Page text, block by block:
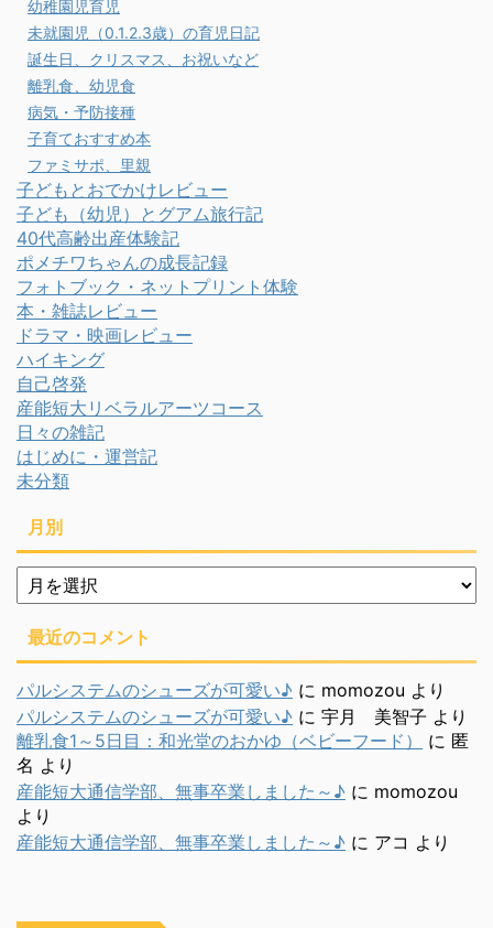
幼稚園児育児
未就園児（0.1.2.3歳）の育児日記
誕生日、クリスマス、お祝いなど
離乳食、幼児食
病気・予防接種
子育ておすすめ本
ファミサポ、里親
子どもとおでかけレビュー
子ども（幼児）とグアム旅行記
40代高齢出産体験記
ポメチワちゃんの成長記録
フォトブック・ネットプリント体験
本・雑誌レビュー
ドラマ・映画レビュー
ハイキング
自己啓発
産能短大リベラルアーツコース
日々の雑記
はじめに・運営記
未分類
月別
月
別
最近のコメント
パルシステムのシューズが可愛い♪ に momozou より
パルシステムのシューズが可愛い♪ に 宇月 美智子 より
離乳食1～5日目：和光堂のおかゆ（ベビーフード）
に 匿
名 より
産能短大通信学部、無事卒業しました～♪ に momozou
より
産能短大通信学部、無事卒業しました～♪ に アコ より